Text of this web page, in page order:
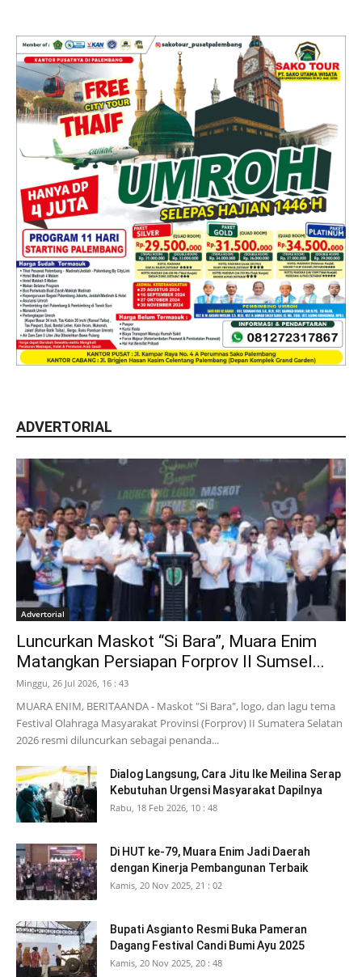
ADVERTORIAL
Advertorial
Luncurkan Maskot “Si Bara”, Muara Enim
Matangkan Persiapan Forprov II Sumsel...
Minggu, 26 Jul 2026, 16 : 43
MUARA ENIM, BERITAANDA - Maskot "Si Bara", logo, dan lagu tema
Festival Olahraga Masyarakat Provinsi (Forprov) II Sumatera Selatan
2026 resmi diluncurkan sebagai penanda...
Dialog Langsung, Cara Jitu Ike Meilina Serap
Kebutuhan Urgensi Masyarakat Dapilnya
Rabu, 18 Feb 2026, 10 : 48
Di HUT ke-79, Muara Enim Jadi Daerah
dengan Kinerja Pembangunan Terbaik
Kamis, 20 Nov 2025, 21 : 02
Bupati Asgianto Resmi Buka Pameran
Dagang Festival Candi Bumi Ayu 2025
Kamis, 20 Nov 2025, 20 : 48